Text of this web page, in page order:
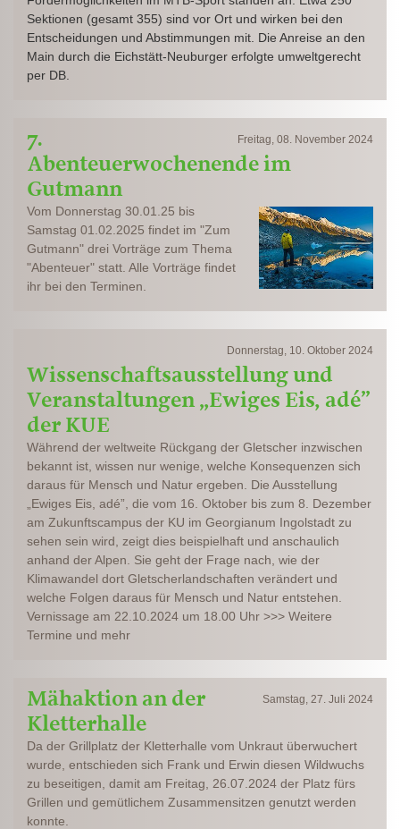
Sektionen (gesamt 355) sind vor Ort und wirken bei den
Entscheidungen und Abstimmungen mit. Die Anreise an den
Main durch die Eichstätt-Neuburger erfolgte umweltgerecht
per DB.
Freitag, 08. November 2024
7.
Abenteuerwochenende im
Gutmann
Vom Donnerstag 30.01.25 bis
Samstag 01.02.2025 findet im "Zum
Gutmann" drei Vorträge zum Thema
"Abenteuer" statt. Alle Vorträge findet
ihr bei den Terminen.
Donnerstag, 10. Oktober 2024
Wissenschaftsausstellung und
Veranstaltungen „Ewiges Eis, adé”
der KUE
Während der weltweite Rückgang der Gletscher inzwischen
bekannt ist, wissen nur wenige, welche Konsequenzen sich
daraus für Mensch und Natur ergeben. Die Ausstellung
„Ewiges Eis, adé”, die vom 16. Oktober bis zum 8. Dezember
am Zukunftscampus der KU im Georgianum Ingolstadt zu
sehen sein wird, zeigt dies beispielhaft und anschaulich
anhand der Alpen. Sie geht der Frage nach, wie der
Klimawandel dort Gletscherlandschaften verändert und
welche Folgen daraus für Mensch und Natur entstehen.
Vernissage am 22.10.2024 um 18.00 Uhr >>> Weitere
Termine und mehr
Samstag, 27. Juli 2024
Mähaktion an der
Kletterhalle
Da der Grillplatz der Kletterhalle vom Unkraut überwuchert
wurde, entschieden sich Frank und Erwin diesen Wildwuchs
zu beseitigen, damit am Freitag, 26.07.2024 der Platz fürs
Grillen und gemütlichem Zusammensitzen genutzt werden
konnte.